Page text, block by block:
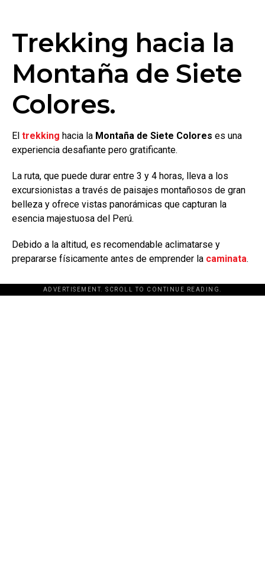
Trekking hacia la
Montaña de Siete
Colores.
El trekking hacia la Montaña de Siete Colores es una
experiencia desafiante pero gratificante.
La ruta, que puede durar entre 3 y 4 horas, lleva a los
excursionistas a través de paisajes montañosos de gran
belleza y ofrece vistas panorámicas que capturan la
esencia majestuosa del Perú.
Debido a la altitud, es recomendable aclimatarse y
prepararse físicamente antes de emprender la caminata.
ADVERTISEMENT. SCROLL TO CONTINUE READING.